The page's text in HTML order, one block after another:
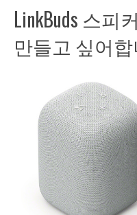
LinkBuds 스피
만들고 싶어